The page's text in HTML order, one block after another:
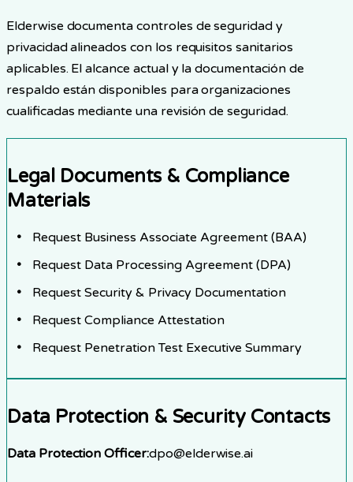
Elderwise documenta controles de seguridad y
privacidad alineados con los requisitos sanitarios
aplicables. El alcance actual y la documentación de
respaldo están disponibles para organizaciones
cualificadas mediante una revisión de seguridad.
Legal Documents & Compliance
Materials
Request Business Associate Agreement (BAA)
Request Data Processing Agreement (DPA)
Request Security & Privacy Documentation
Request Compliance Attestation
Request Penetration Test Executive Summary
Data Protection & Security Contacts
Data Protection Officer:dpo@elderwise.ai